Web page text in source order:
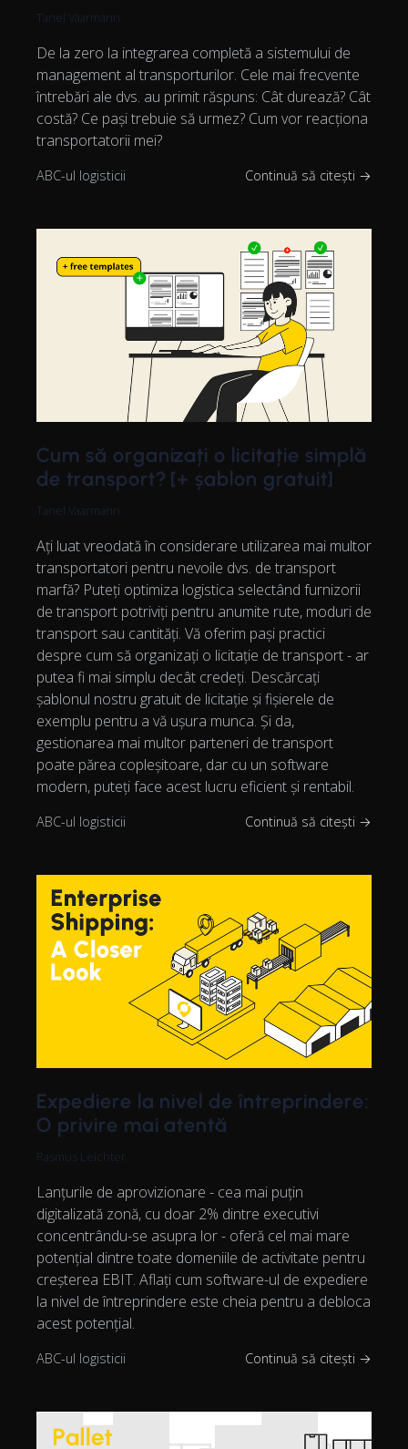
Tanel Vaarmann
De la zero la integrarea completă a sistemului de
management al transporturilor. Cele mai frecvente
întrebări ale dvs. au primit răspuns: Cât durează? Cât
costă? Ce pași trebuie să urmez? Cum vor reacționa
transportatorii mei?
ABC-ul logisticii Continuă să citești →
Cum să organizați o licitație simplă
de transport? [+ șablon gratuit]
Tanel Vaarmann
Ați luat vreodată în considerare utilizarea mai multor
transportatori pentru nevoile dvs. de transport
marfă? Puteți optimiza logistica selectând furnizorii
de transport potriviți pentru anumite rute, moduri de
transport sau cantități. Vă oferim pași practici
despre cum să organizați o licitație de transport - ar
putea fi mai simplu decât credeți. Descărcați
șablonul nostru gratuit de licitație și fișierele de
exemplu pentru a vă ușura munca. Și da,
gestionarea mai multor parteneri de transport
poate părea copleșitoare, dar cu un software
modern, puteți face acest lucru eficient și rentabil.
ABC-ul logisticii Continuă să citești →
Expediere la nivel de întreprindere:
O privire mai atentă
Rasmus Leichter
Lanțurile de aprovizionare - cea mai puțin
digitalizată zonă, cu doar 2% dintre executivi
concentrându-se asupra lor - oferă cel mai mare
potențial dintre toate domeniile de activitate pentru
creșterea EBIT. Aflați cum software-ul de expediere
la nivel de întreprindere este cheia pentru a debloca
acest potențial.
ABC-ul logisticii Continuă să citești →